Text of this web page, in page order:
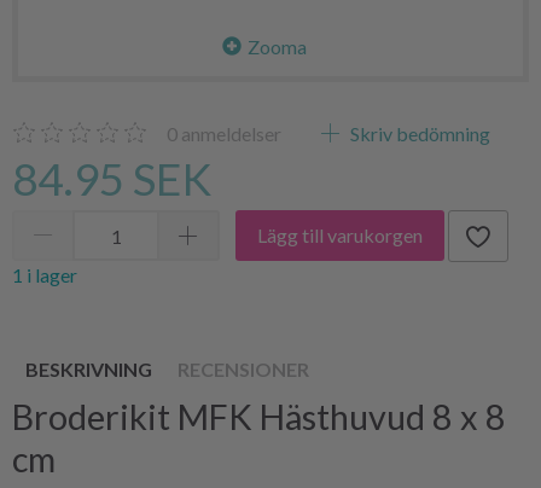
Zooma
0 anmeldelser Skriv bedömning
84.95 SEK
Lägg till varukorgen
1 i lager
BESKRIVNING RECENSIONER
Broderikit MFK Hästhuvud 8 x 8
cm